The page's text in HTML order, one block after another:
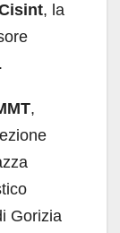
, la
.
,
Gorizia